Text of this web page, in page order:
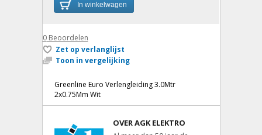
In winkelwagen
0Beoordelen
Zet op verlanglijst
Toon in vergelijking
Greenline Euro Verlengleiding 3.0Mtr
2x0.75Mm Wit
OVER AGK ELEKTRO